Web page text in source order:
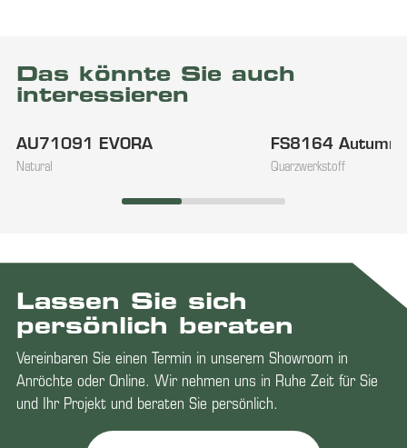
Das könnte Sie auch
interessieren
AU71091 EVORA
Natural
FS8164 Autumn
Quarzwerkstoff
Lassen Sie sich
persönlich beraten
Vereinbaren Sie einen Termin in unserem Showroom in
Anröchte oder Online. Wir nehmen uns in Ruhe Zeit für Sie
und Ihr Projekt und beraten Sie persönlich.